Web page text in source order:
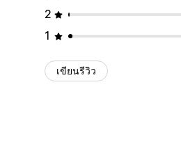
2
1
เขียนรีวิว